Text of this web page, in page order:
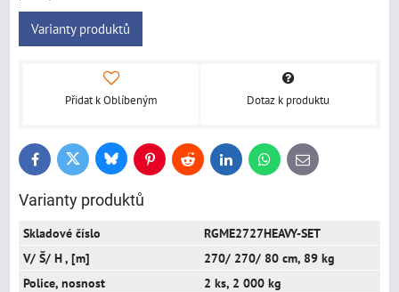
Varianty produktů
Přidat k Oblíbeným Dotaz k produktu
FacebookTwitter BlueskyPinterestReddit LinkedInWhatsApp
E-
mail
Varianty produktů
RGME2727HEAVY-SET
270/ 270/ 80 cm, 89 kg
2 ks, 2 000 kg